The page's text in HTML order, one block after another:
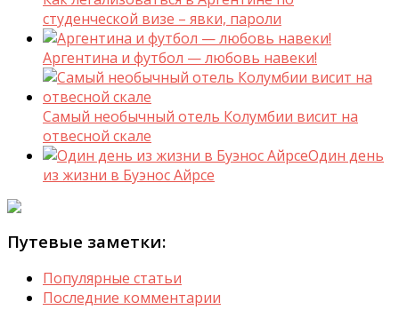
студенческой визе – явки, пароли
Аргентина и футбол — любовь навеки!
Самый необычный отель Колумбии висит на
отвесной скале
Один день
из жизни в Буэнос Айрсе
Путевые заметки:
Популярные статьи
Последние комментарии